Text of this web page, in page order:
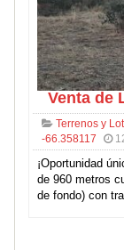
Venta de
Terrenos y
-66.358117
¡Oportunidad
de 960 metros
de fondo) con